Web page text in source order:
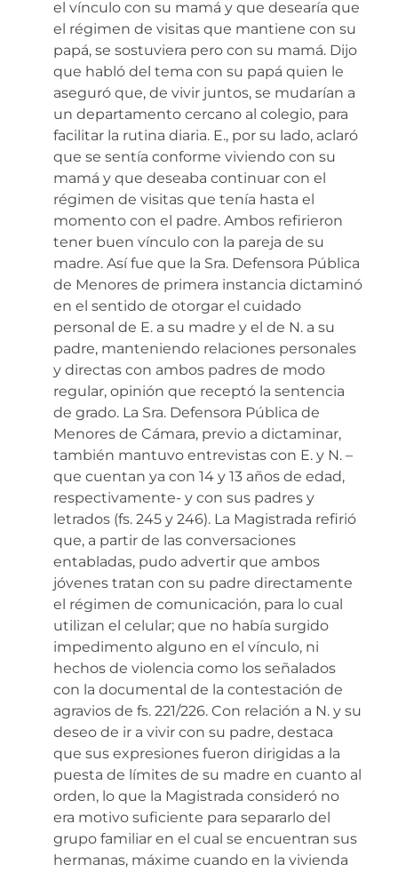
el vínculo con su mamá y que desearía que
el régimen de visitas que mantiene con su
papá, se sostuviera pero con su mamá. Dijo
que habló del tema con su papá quien le
aseguró que, de vivir juntos, se mudarían a
un departamento cercano al colegio, para
facilitar la rutina diaria. E., por su lado, aclaró
que se sentía conforme viviendo con su
mamá y que deseaba continuar con el
régimen de visitas que tenía hasta el
momento con el padre. Ambos refirieron
tener buen vínculo con la pareja de su
madre. Así fue que la Sra. Defensora Pública
de Menores de primera instancia dictaminó
en el sentido de otorgar el cuidado
personal de E. a su madre y el de N. a su
padre, manteniendo relaciones personales
y directas con ambos padres de modo
regular, opinión que receptó la sentencia
de grado. La Sra. Defensora Pública de
Menores de Cámara, previo a dictaminar,
también mantuvo entrevistas con E. y N. –
que cuentan ya con 14 y 13 años de edad,
respectivamente- y con sus padres y
letrados (fs. 245 y 246). La Magistrada refirió
que, a partir de las conversaciones
entabladas, pudo advertir que ambos
jóvenes tratan con su padre directamente
el régimen de comunicación, para lo cual
utilizan el celular; que no había surgido
impedimento alguno en el vínculo, ni
hechos de violencia como los señalados
con la documental de la contestación de
agravios de fs. 221/226. Con relación a N. y su
deseo de ir a vivir con su padre, destaca
que sus expresiones fueron dirigidas a la
puesta de límites de su madre en cuanto al
orden, lo que la Magistrada consideró no
era motivo suficiente para separarlo del
grupo familiar en el cual se encuentran sus
hermanas, máxime cuando en la vivienda